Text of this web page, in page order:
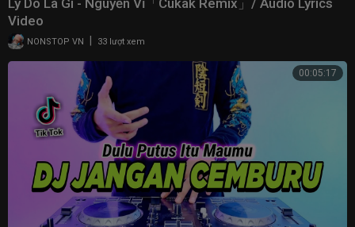
[CKay:]
Ah ah ah ah ah ah ahh
Ah ah ah ah ah ah
Ah ah ah ah ah ah ahh
Tags:
Love Nwantiti TikTok Remix
Love Nwantiti Lyrics
CKay Love Nwantiti
Love Nwantiti Ckay
Okay Love Nwantiti Lyrics
Love Nwantiti TikTok Remix Lyrics
Video
NONSTOP VN 33 lượt xem
00:05:17